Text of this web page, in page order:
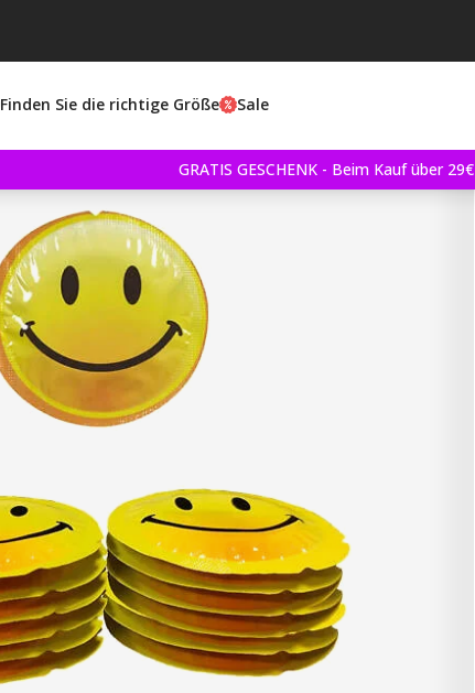
Finden Sie die richtige Größe Sale
GRATIS GESCHENK - Beim Kauf über 29€